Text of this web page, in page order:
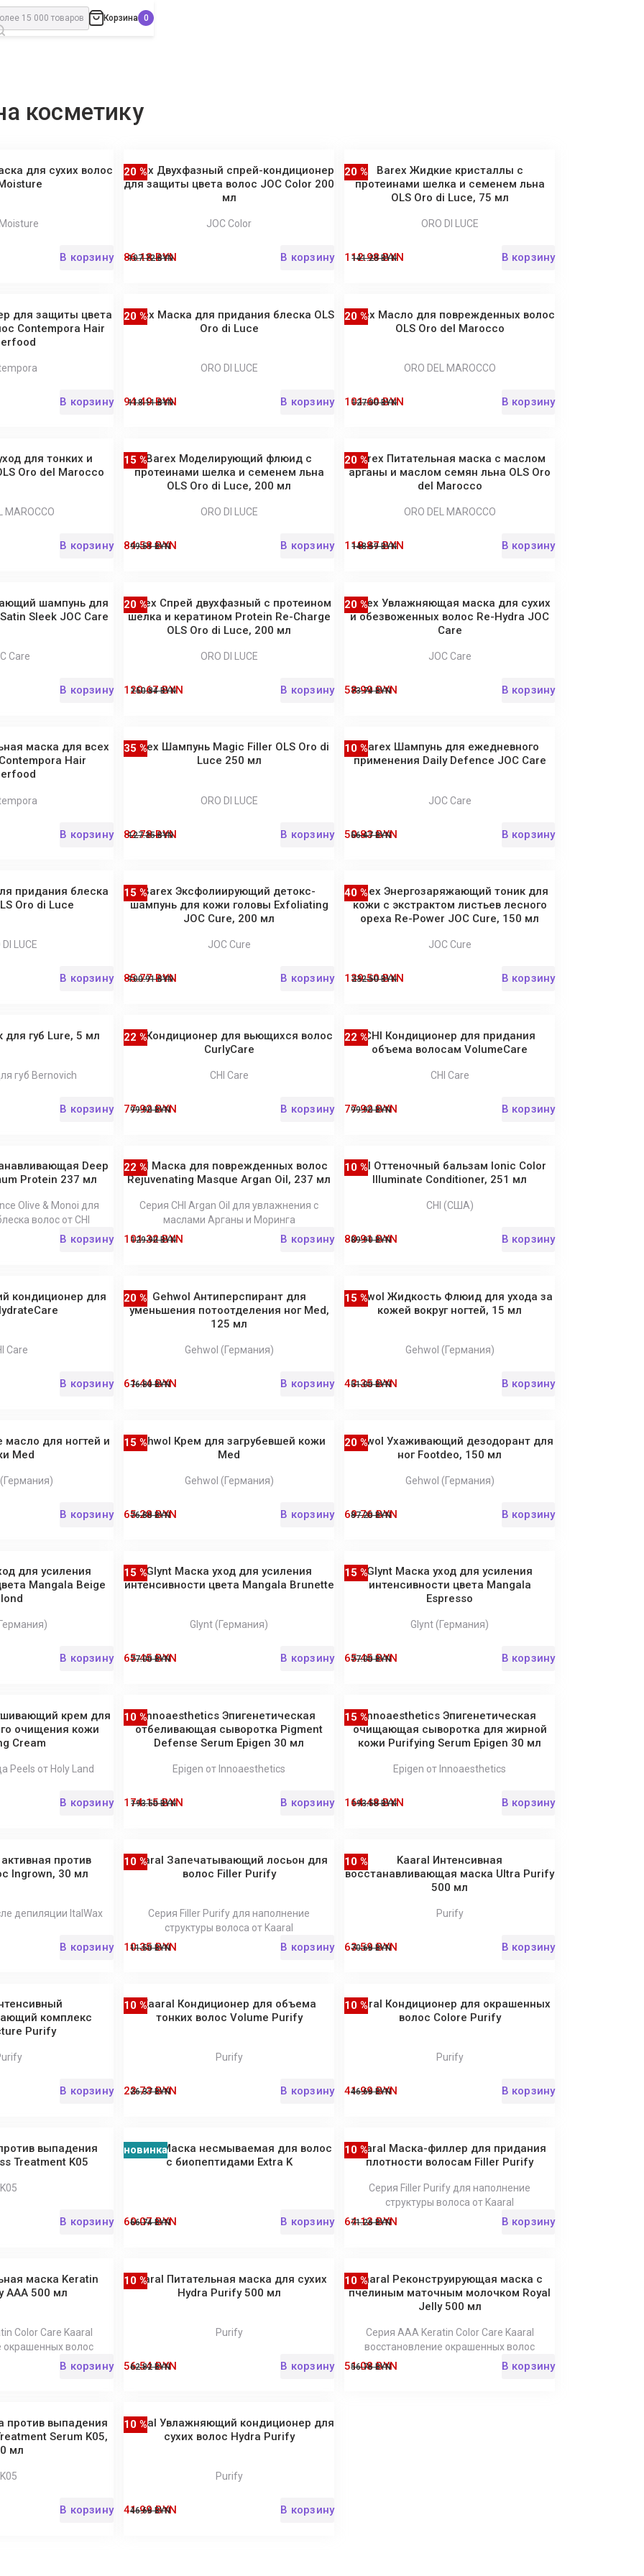
Корзина
косметику
для сухих волос
В корзину
Barex Двухфазный спрей-кондиционер
для защиты цвета волос JOC Color 200
мл
20 %
JOC Color
107.72 BYN
86.18 BYN В корзину
Barex Жидкие кристаллы с
протеинами шелка и семенем льна
OLS Oro di Luce, 75 мл
20 %
ORO DI LUCE
141.23 BYN
112.98 BYN В корзину
для защиты цвета
Contempora Hair
В корзину
Barex Маска для придания блеска OLS
Oro di Luce
20 %
ORO DI LUCE
118.11 BYN
94.49 BYN В корзину
Barex Масло для поврежденных волос
OLS Oro del Marocco
20 %
ORO DEL MAROCCO
127.00 BYN
101.60 BYN В корзину
для тонких и
Oro del Marocco
MAROCCO
В корзину
Barex Моделирующий флюид с
протеинами шелка и семенем льна
OLS Oro di Luce, 200 мл
15 %
ORO DI LUCE
99.51 BYN
84.58 BYN В корзину
Barex Питательная маска с маслом
арганы и маслом семян льна OLS Oro
del Marocco
20 %
ORO DEL MAROCCO
148.59 BYN
118.87 BYN В корзину
шампунь для
Sleek JOC Care
Care
В корзину
Barex Спрей двухфазный с протеином
шелка и кератином Protein Re-Charge
OLS Oro di Luce, 200 мл
20 %
ORO DI LUCE
150.84 BYN
120.67 BYN В корзину
Barex Увлажняющая маска для сухих
и обезвоженных волос Re-Hydra JOC
Care
20 %
JOC Care
73.74 BYN
58.99 BYN В корзину
маска для всех
Hair
В корзину
Barex Шампунь Magic Filler OLS Oro di
Luce 250 мл
35 %
ORO DI LUCE
127.35 BYN
82.78 BYN В корзину
Barex Шампунь для ежедневного
применения Daily Defence JOC Care
10 %
JOC Care
56.47 BYN
50.83 BYN В корзину
придания блеска
Oro di Luce
DI LUCE
В корзину
Barex Эксфолиирующий детокс-
шампунь для кожи головы Exfoliating
JOC Cure, 200 мл
15 %
JOC Cure
100.91 BYN
85.77 BYN В корзину
Barex Энергозаряжающий тоник для
кожи с экстрактом листьев лесного
ореха Re-Power JOC Cure, 150 мл
40 %
JOC Cure
232.50 BYN
139.50 BYN В корзину
для губ Lure, 5 мл
губ Bernovich
В корзину
CHI Кондиционер для вьющихся волос
CurlyCare
22 %
CHI Care
99.90 BYN
77.92 BYN В корзину
CHI Кондиционер для придания
объема волосам VolumeCare
22 %
CHI Care
99.90 BYN
77.92 BYN В корзину
Deep
Protein 237 мл
Olive & Monoi для
волос от CHI
В корзину
CHI Маска для поврежденных волос
Rejuvenating Masque Argan Oil, 237 мл
22 %
Серия СHI Argan Oil для увлажнения с
маслами Арганы и Моринга
129.90 BYN
101.32 BYN В корзину
CHI Оттеночный бальзам Ionic Color
Illuminate Conditioner, 251 мл
10 %
CHI (США)
89.90 BYN
80.91 BYN В корзину
кондиционер для
Care
В корзину
Gehwol Антиперспирант для
уменьшения потоотделения ног Med,
125 мл
20 %
Gehwol (Германия)
76.80 BYN
61.44 BYN В корзину
Gehwol Жидкость Флюид для ухода за
кожей вокруг ногтей, 15 мл
15 %
Gehwol (Германия)
51.00 BYN
43.35 BYN В корзину
для ногтей и
Med
В корзину
Gehwol Крем для загрубевшей кожи
Med
15 %
Gehwol (Германия)
76.80 BYN
65.28 BYN В корзину
Gehwol Ухаживающий дезодорант для
ног Footdeo, 150 мл
20 %
Gehwol (Германия)
87.20 BYN
69.76 BYN В корзину
для усиления
Mangala Beige
В корзину
Glynt Маска уход для усиления
интенсивности цвета Mangala Brunette
15 %
Glynt (Германия)
77.00 BYN
65.45 BYN В корзину
Glynt Маска уход для усиления
интенсивности цвета Mangala
Espresso
15 %
Glynt (Германия)
77.00 BYN
65.45 BYN В корзину
крем для
очищения кожи
Cream
Peels от Holy Land
В корзину
Innoaesthetics Эпигенетическая
отбеливающая сыворотка Pigment
Defense Serum Epigen 30 мл
10 %
Epigen от Innoaesthetics
193.50 BYN
174.15 BYN В корзину
Innoaesthetics Эпигенетическая
очищающая сыворотка для жирной
кожи Purifying Serum Epigen 30 мл
15 %
Epigen от Innoaesthetics
193.50 BYN
164.48 BYN В корзину
против
Ingrown, 30 мл
депиляции ItalWax
В корзину
Kaaral Запечатывающий лосьон для
волос Filler Purify
10 %
Серия Filler Purify для наполнение
структуры волоса от Kaaral
11.50 BYN
10.35 BYN В корзину
Kaaral Интенсивная
восстанавливающая маска Ultra Purify
500 мл
10 %
Purify
70.66 BYN
63.59 BYN В корзину
комплекс
Purify
В корзину
Kaaral Кондиционер для объема
тонких волос Volume Purify
10 %
Purify
26.37 BYN
23.73 BYN В корзину
Kaaral Кондиционер для окрашенных
волос Colore Purify
10 %
Purify
46.66 BYN
41.99 BYN В корзину
выпадения
Treatment K05
K05
В корзину
Kaaral Маска несмываемая для волос
с биопептидами Extra K
10 %
новинка
66.74 BYN
60.07 BYN В корзину
Kaaral Маска-филлер для придания
плотности волосам Filler Purify
10 %
Серия Filler Purify для наполнение
структуры волоса от Kaaral
71.26 BYN
64.13 BYN В корзину
маска Keratin
ААА 500 мл
Color Care Kaaral
окрашенных волос
В корзину
Kaaral Питательная маска для сухих
Hydra Purify 500 мл
10 %
Purify
62.82 BYN
56.54 BYN В корзину
Kaaral Реконструирующая маска с
пчелиным маточным молочком Royal
Jelly 500 мл
10 %
Серия AAA Keratin Color Care Kaaral
восстановление окрашенных волос
56.76 BYN
51.08 BYN В корзину
против выпадения
Serum K05,
мл
K05
В корзину
Kaaral Увлажняющий кондиционер для
сухих волос Hydra Purify
10 %
Purify
46.66 BYN
41.99 BYN В корзину